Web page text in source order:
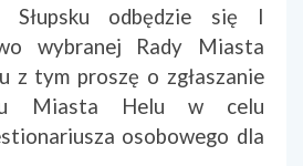
Słupsku odbędzie się I
wybranej Rady Miasta
z tym proszę o zgłaszanie
Miasta Helu w celu
osobowego dla